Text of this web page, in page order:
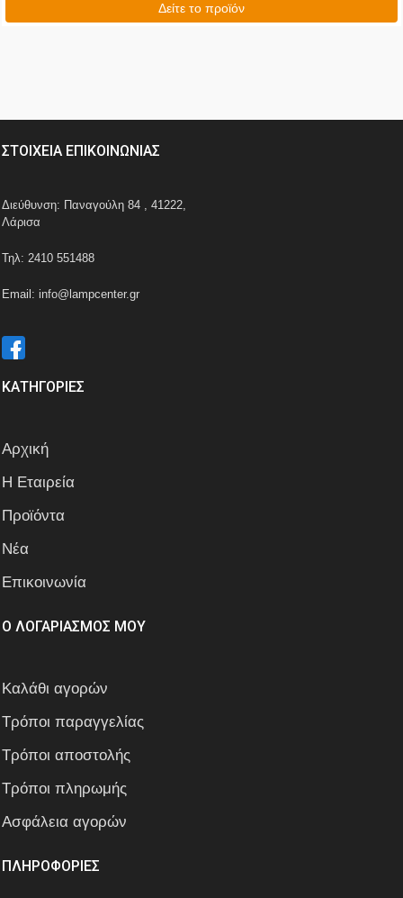
Δείτε το προϊόν
ΣΤΟΙΧΕΙΑ ΕΠΙΚΟΙΝΩΝΙΑΣ
Διεύθυνση: Παναγούλη 84 , 41222,
Λάρισα
Τηλ: 2410 551488
Email: info@lampcenter.gr
ΚΑΤΗΓΟΡΙΕΣ
Αρχική
Η Εταιρεία
Προϊόντα
Νέα
Επικοινωνία
Ο ΛΟΓΑΡΙΑΣΜΟΣ ΜΟΥ
Καλάθι αγορών
Τρόποι παραγγελίας
Τρόποι αποστολής
Τρόποι πληρωμής
Ασφάλεια αγορών
ΠΛΗΡΟΦΟΡΙΕΣ